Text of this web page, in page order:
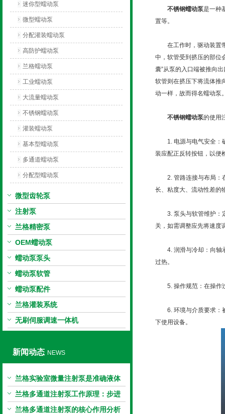
迷你型蠕动泵
微型蠕动泵
分配灌装蠕动泵
高防护蠕动泵
兰格蠕动泵
工业蠕动泵
大流量蠕动泵
不锈钢蠕动泵
灌装蠕动泵
基本型蠕动泵
多通道蠕动泵
分配型蠕动泵
微型齿轮泵
注射泵
兰格精密泵
OEM蠕动泵
蠕动泵泵头
蠕动泵软管
蠕动泵配件
兰格灌装系统
无刷伺服调速一体机
新闻动态 NEWS
兰格实验室微量注射泵是准确液体
输送的科学工具
兰格多通道注射泵工作原理：步进
电机与机械传动的协同
兰格多通道注射泵的核心作用分析
不锈钢蠕动泵是一种
置等。
在工作时，驱动装置带
中，软管受到挤压的部位
囊”从泵的入口端被推向
软管则在挤压下将流体推
动一样，故而得名蠕动泵
不锈钢蠕动泵的使用
1. 电源与电气安全：确
装应配正反转按钮，以便
2. 管路连接与布局：在
长、粘度大、流动性差的
3. 泵头与软管维护：定
关，如需调整应先将速度
4. 润滑与冷却：向轴承
过热。
5. 操作规范：在操作过
6. 环境与介质要求：被
下使用设备。